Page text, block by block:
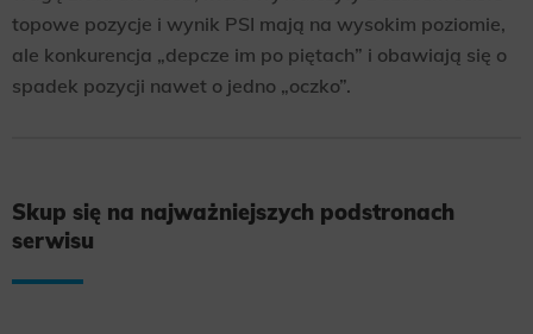
topowe pozycje i wynik PSI mają na wysokim poziomie,
ale konkurencja „depcze im po piętach” i obawiają się o
spadek pozycji nawet o jedno „oczko”.
Skup się na najważniejszych podstronach
serwisu